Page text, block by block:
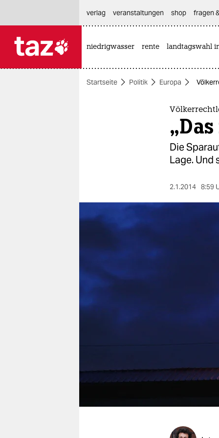
themen
berlin
verlag
verlag
unterstützen
verlag
veranstaltungen shop fragen
niedrigwasser rente landtagswahl
Startseite Politik Europa
Die
Lage. Und
2.1.2014 8:59